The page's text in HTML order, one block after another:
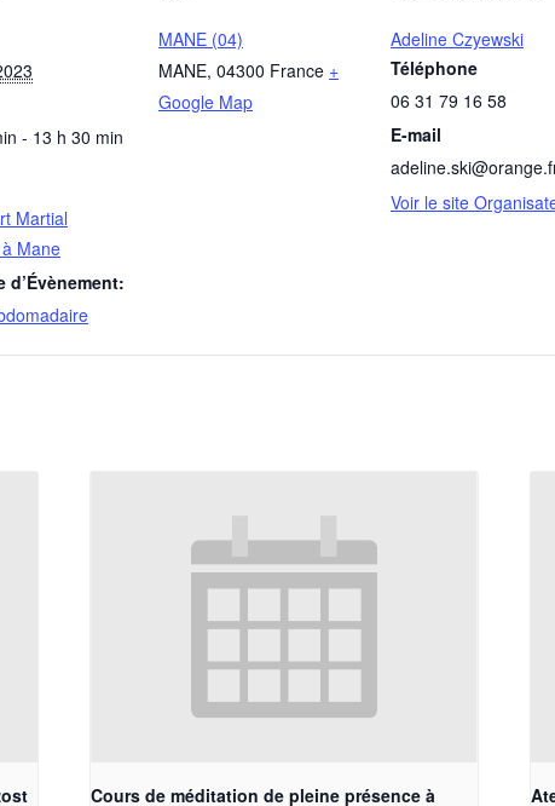
- 13 h 30 min
Martial
Mane
d’Évènement:
MANE (04)
MANE, 04300 France +
Google Map
Adeline Czyewski
Téléphone
06 31 79 16 58
E-mail
Voir le site
Cours de méditation de pleine présence à